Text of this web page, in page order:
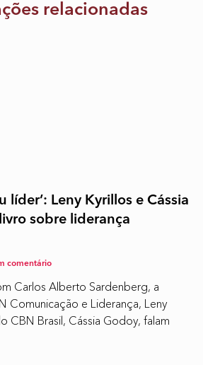
relacionadas
líder’: Leny Kyrillos e Cássia
sobre liderança
comentário
Carlos Alberto Sardenberg, a
Comunicação e Liderança, Leny
CBN Brasil, Cássia Godoy, falam